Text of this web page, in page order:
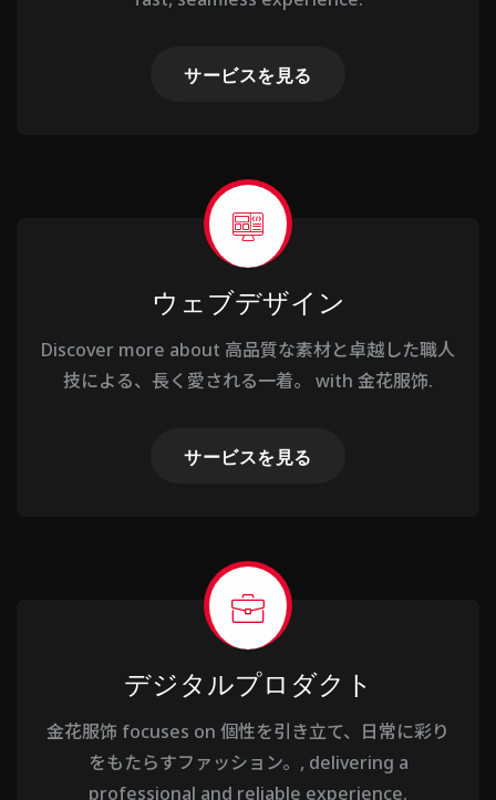
サービスを見る
ウェブデザイン
Discover more about 高品質な素材と卓越した職人
技による、長く愛される一着。 with 金花服饰.
サービスを見る
デジタルプロダクト
金花服饰 focuses on 個性を引き立て、日常に彩り
をもたらすファッション。, delivering a
professional and reliable experience.